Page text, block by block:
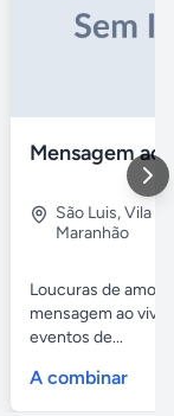
São Luis,Vila
Maranhão
Loucuras de amor,
mensagem ao
eventos de...
A combinar